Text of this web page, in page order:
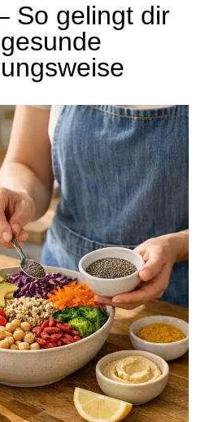
So gelingt dir